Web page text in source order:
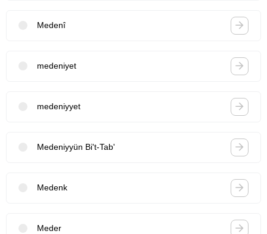
Medenî
medeniyet
medeniyyet
Medeniyyün Bi't-Tab'
Medenk
Meder